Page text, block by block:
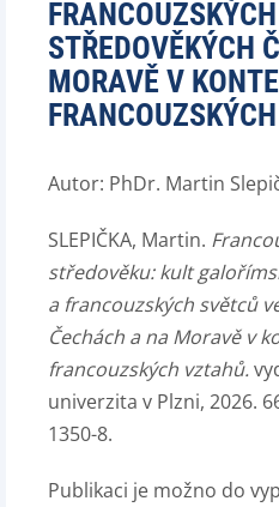
STŘEDOVĚKÝCH
MORAVĚ V
Autor: PhDr. Martin
SLEPIČKA, Martin.
středověku: kult
a francouzských světců
Čechách a na Moravě v
francouzských vztahů.
univerzita v Plzni, 2026.
1350-8.
Publikaci je možno do